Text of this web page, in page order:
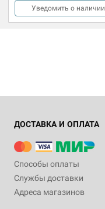
Уведомить о наличии
ДОСТАВКА И ОПЛАТА
Способы оплаты
Службы доставки
Адреса магазинов